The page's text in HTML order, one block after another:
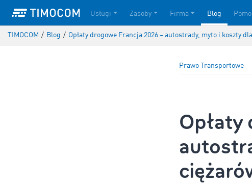
Usługi Zasoby Firma Blog
TIMOCOM / Blog / Opłaty drogowe Francja 2026 – autostrady, myto i koszty
Prawo Transportowe